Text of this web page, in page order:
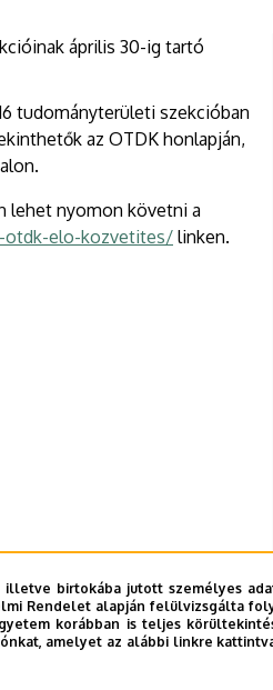
április 30-ig tartó
tudományterületi szekcióban
az OTDK honlapján,
lehet nyomon követni a
elo-kozvetites/linken.
birtokába jutott személyes
Rendelet alapján felülvizsgálta
korábban is teljes
amelyet az alábbi linkre